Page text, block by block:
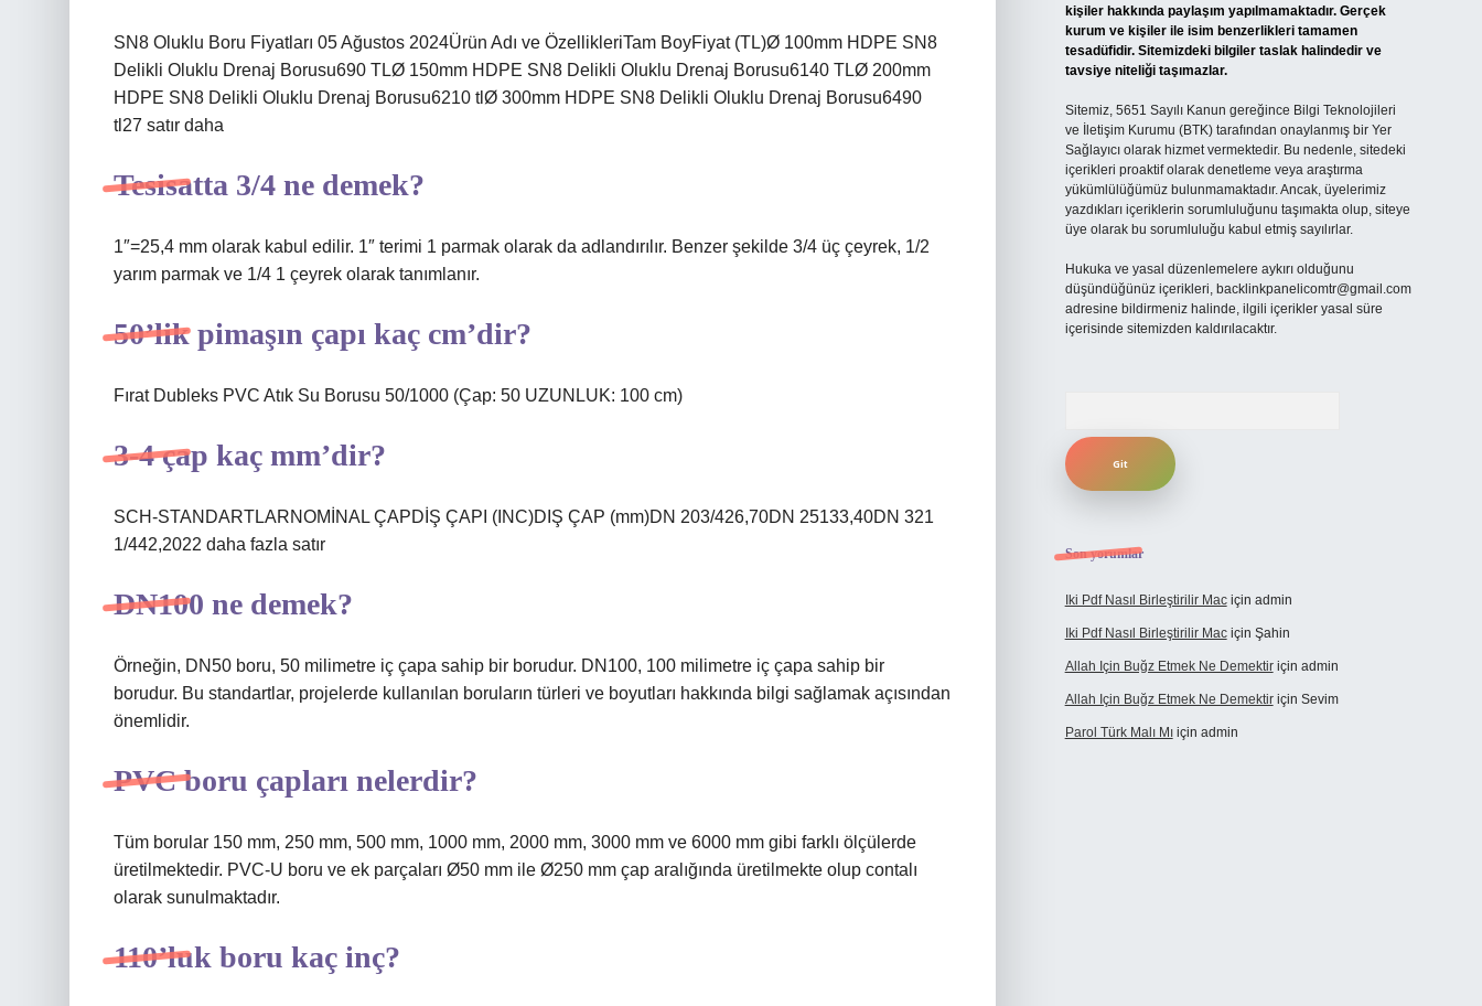
SN8 Oluklu Boru Fiyatları 05 Ağustos 2024Ürün Adı ve ÖzellikleriTam BoyFiyat (TL)Ø 100mm HDPE SN8
Delikli Oluklu Drenaj Borusu690 TLØ 150mm HDPE SN8 Delikli Oluklu Drenaj Borusu6140 TLØ 200mm
HDPE SN8 Delikli Oluklu Drenaj Borusu6210 tlØ 300mm HDPE SN8 Delikli Oluklu Drenaj Borusu6490
tl27 satır daha
Tesisatta 3/4 ne demek?
1″=25,4 mm olarak kabul edilir. 1″ terimi 1 parmak olarak da adlandırılır. Benzer şekilde 3/4 üç çeyrek, 1/2
yarım parmak ve 1/4 1 çeyrek olarak tanımlanır.
50’lik pimaşın çapı kaç cm’dir?
Fırat Dubleks PVC Atık Su Borusu 50/1000 (Çap: 50 UZUNLUK: 100 cm)
3-4 çap kaç mm’dir?
SCH-STANDARTLARNOMİNAL ÇAPDİŞ ÇAPI (INC)DIŞ ÇAP (mm)DN 203/426,70DN 25133,40DN 321
1/442,2022 daha fazla satır
DN100 ne demek?
Örneğin, DN50 boru, 50 milimetre iç çapa sahip bir borudur. DN100, 100 milimetre iç çapa sahip bir
borudur. Bu standartlar, projelerde kullanılan boruların türleri ve boyutları hakkında bilgi sağlamak açısından
önemlidir.
PVC boru çapları nelerdir?
Tüm borular 150 mm, 250 mm, 500 mm, 1000 mm, 2000 mm, 3000 mm ve 6000 mm gibi farklı ölçülerde
üretilmektedir. PVC-U boru ve ek parçaları Ø50 mm ile Ø250 mm çap aralığında üretilmekte olup contalı
olarak sunulmaktadır.
110’luk boru kaç inç?
kişiler hakkında paylaşım yapılmamaktadır. Gerçek
kurum ve kişiler ile isim benzerlikleri tamamen
tesadüfidir. Sitemizdeki bilgiler taslak halindedir ve
tavsiye niteliği taşımazlar.
Sitemiz, 5651 Sayılı Kanun gereğince Bilgi Teknolojileri
ve İletişim Kurumu (BTK) tarafından onaylanmış bir Yer
Sağlayıcı olarak hizmet vermektedir. Bu nedenle, sitedeki
içerikleri proaktif olarak denetleme veya araştırma
yükümlülüğümüz bulunmamaktadır. Ancak, üyelerimiz
yazdıkları içeriklerin sorumluluğunu taşımakta olup, siteye
üye olarak bu sorumluluğu kabul etmiş sayılırlar.
Hukuka ve yasal düzenlemelere aykırı olduğunu
düşündüğünüz içerikleri, backlinkpanelicomtr@gmail.com
adresine bildirmeniz halinde, ilgili içerikler yasal süre
içerisinde sitemizden kaldırılacaktır.
Son yorumlar
Iki Pdf Nasıl Birleştirilir Maciçin admin
Iki Pdf Nasıl Birleştirilir Maciçin Şahin
Allah Için Buğz Etmek Ne Demektiriçin admin
Allah Için Buğz Etmek Ne Demektiriçin Sevim
Parol Türk Malı Mıiçin admin